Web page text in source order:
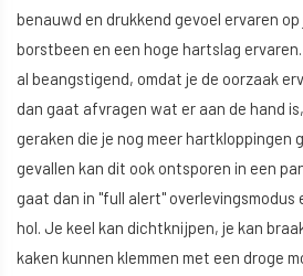
benauwd en drukkend gevoel ervaren
borstbeen en een hoge hartslag
al beangstigend, omdat je de oorzaak
dan gaat afvragen wat er aan de hand
geraken die je nog meer hartkloppingen
gevallen kan dit ook ontsporen in een
gaat dan in "full alert" overlevingsmodus
hol. Je keel kan dichtknijpen, je kan
kaken kunnen klemmen met een droge